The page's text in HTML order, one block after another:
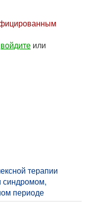
войдите или
терапии
синдромом,
периоде